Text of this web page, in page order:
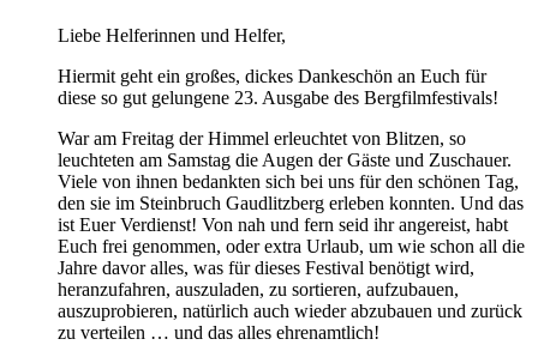
Liebe Helferinnen und Helfer,
Hiermit geht ein großes, dickes Dankeschön an Euch für
diese so gut gelungene 23. Ausgabe des Bergfilmfestivals!
War am Freitag der Himmel erleuchtet von Blitzen, so
leuchteten am Samstag die Augen der Gäste und Zuschauer.
Viele von ihnen bedankten sich bei uns für den schönen Tag,
den sie im Steinbruch Gaudlitzberg erleben konnten. Und das
ist Euer Verdienst! Von nah und fern seid ihr angereist, habt
Euch frei genommen, oder extra Urlaub, um wie schon all die
Jahre davor alles, was für dieses Festival benötigt wird,
heranzufahren, auszuladen, zu sortieren, aufzubauen,
auszuprobieren, natürlich auch wieder abzubauen und zurück
zu verteilen … und das alles ehrenamtlich!